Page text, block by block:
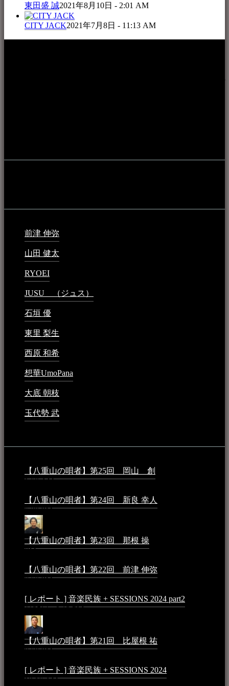
東田盛 誠2021年8月10日 - 2:01 AM
CITY JACK2021年7月8日 - 11:13 AM
前津 伸弥
山田 健太
RYOEI
JUSU （ジュス）
石垣 優
東里 梨生
西原 和希
想華UmoPana
大底 朝枝
玉代勢 武
【八重山の唄者】第25回 岡山 創
1:50 AM
【八重山の唄者】第24回 新良 幸人
5:29 PM
【八重山の唄者】第23回 那根 操
PM
【八重山の唄者】第22回 前津 伸弥
7:50 PM
[ レポート ] 音楽民族 + SESSIONS 2024 part2
月25日 - 9:13 PM
【八重山の唄者】第21回 比屋根 祐
8:59 PM
[ レポート ] 音楽民族 + SESSIONS 2024
10:16 AM